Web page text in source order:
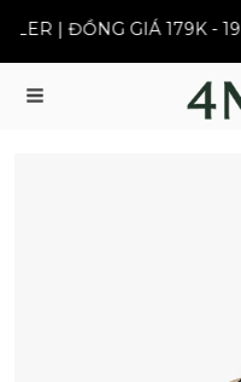
| ĐỒNG GIÁ 179K - 199K